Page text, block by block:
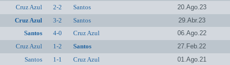
Cruz Azul 2-2 Santos 20.Ago.23
Cruz Azul 3-2 Santos 29.Abr.23
Santos 4-0 Cruz Azul 06.Ago.22
Cruz Azul 1-2 Santos 27.Feb.22
Santos 1-1 Cruz Azul 01.Ago.21